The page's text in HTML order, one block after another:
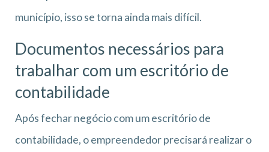
município, isso se torna ainda mais difícil.
Documentos necessários para
trabalhar com um escritório de
contabilidade
Após fechar negócio com um escritório de
contabilidade, o empreendedor precisará realizar o